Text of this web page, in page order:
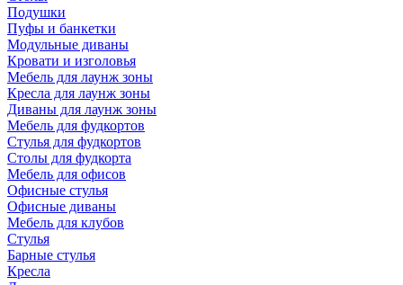
Подушки
Пуфы и банкетки
Модульные диваны
Кровати и изголовья
Мебель для лаунж зоны
Кресла для лаунж зоны
Диваны для лаунж зоны
Мебель для фудкортов
Стулья для фудкортов
Столы для фудкорта
Мебель для офисов
Офисные стулья
Офисные диваны
Мебель для клубов
Стулья
Барные стулья
Кресла